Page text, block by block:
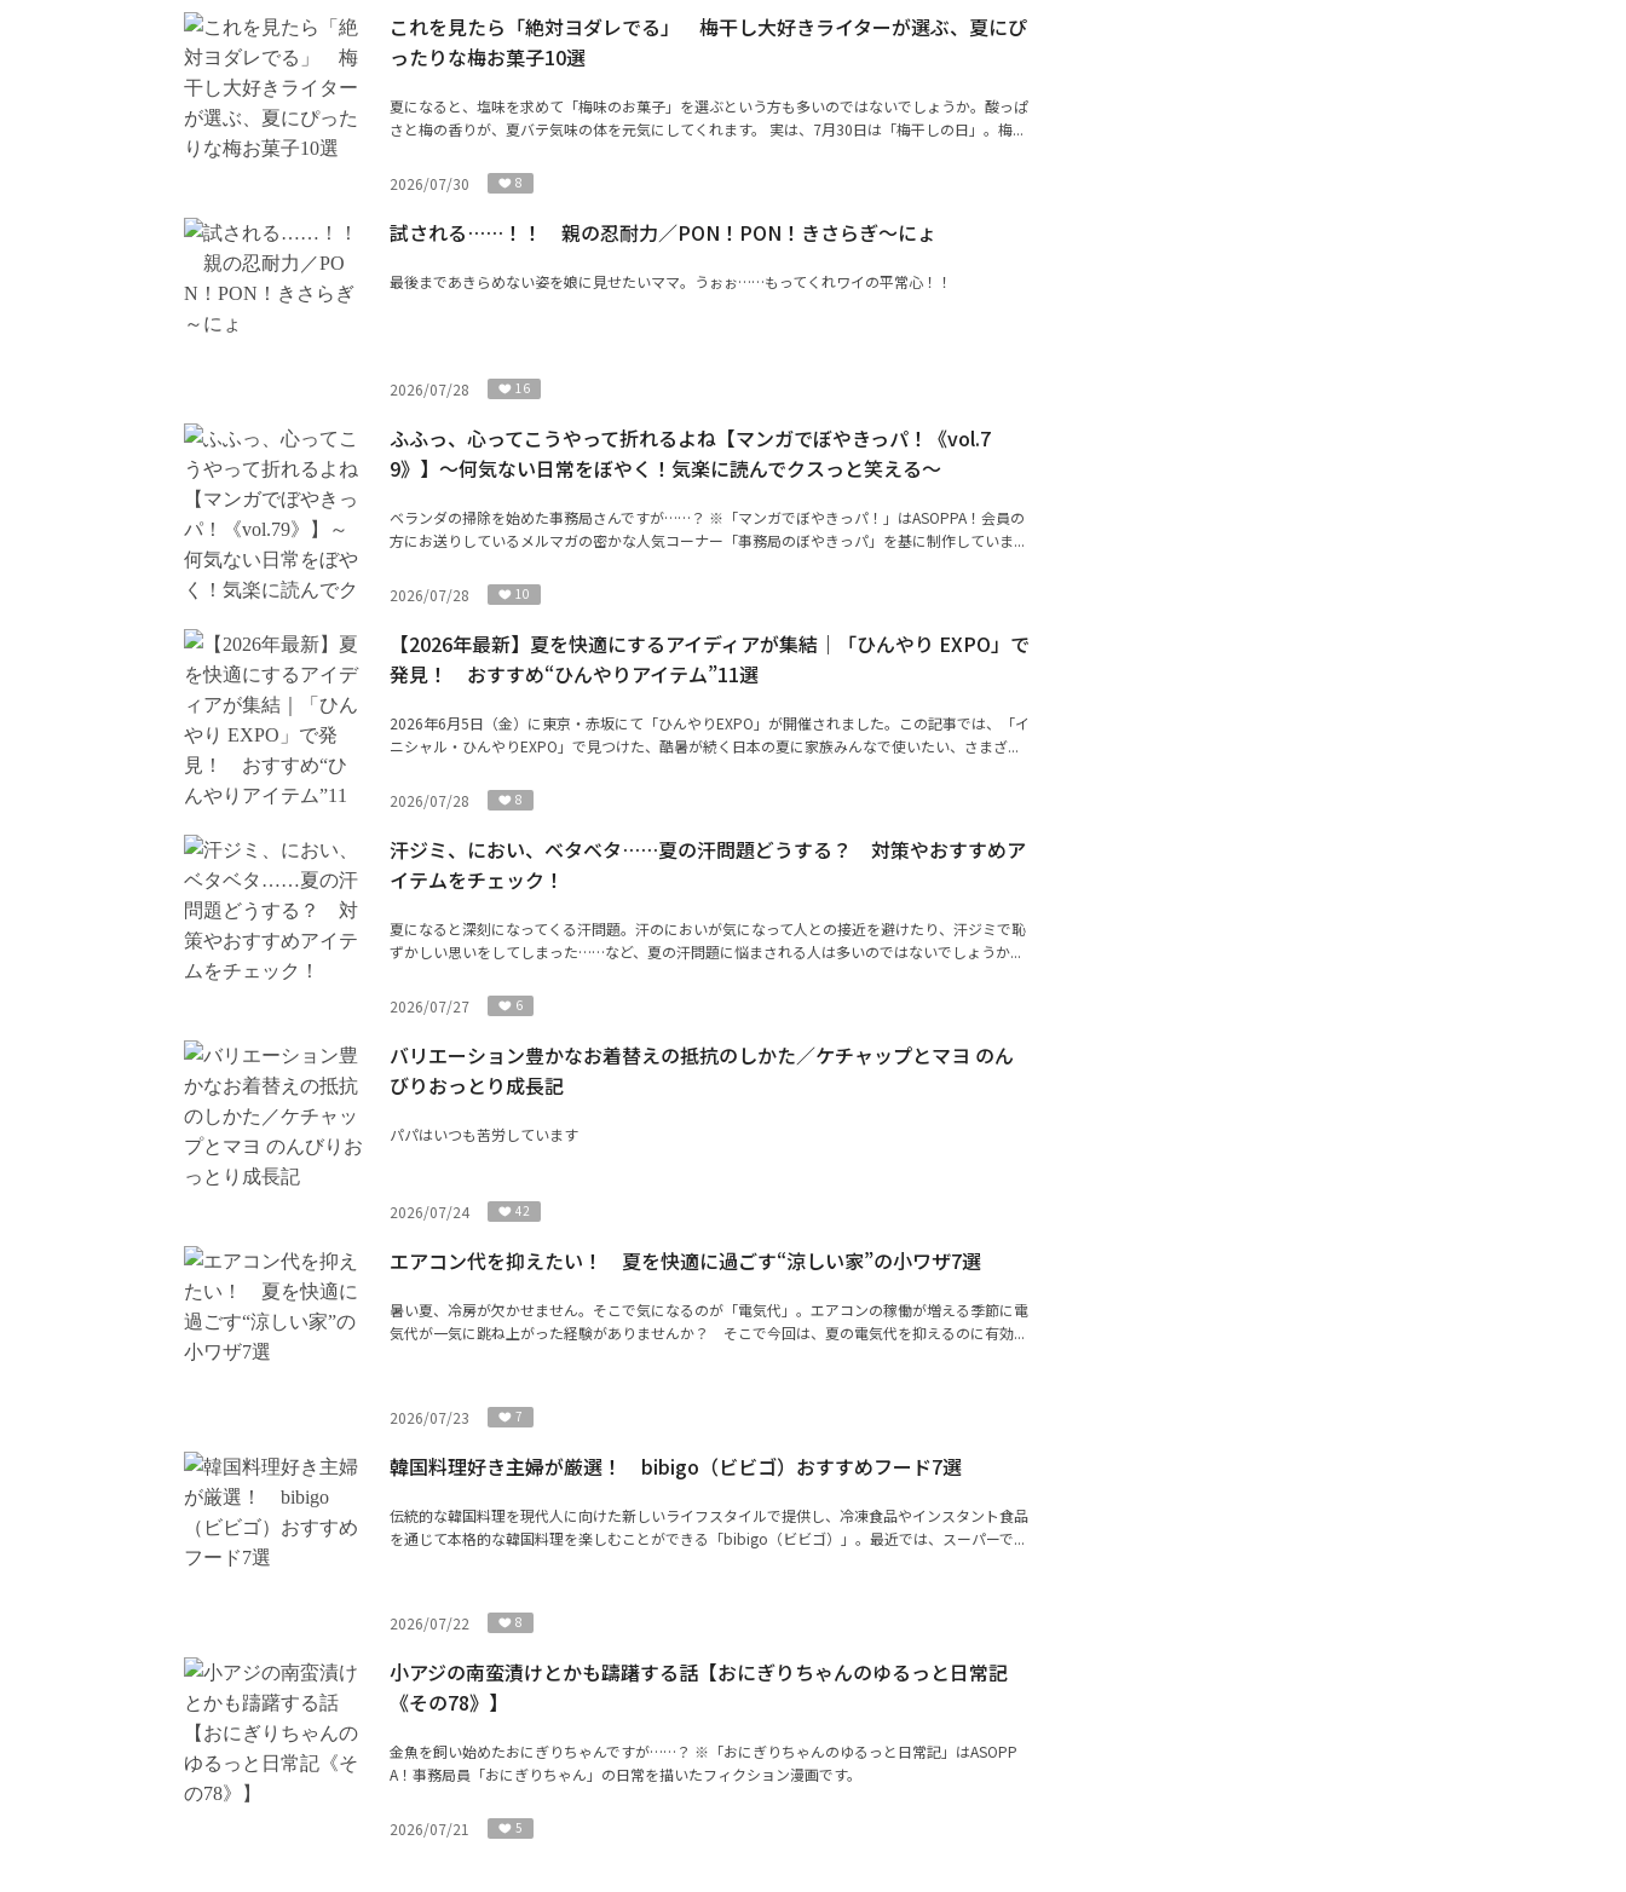
これを見たら「絶対ヨダレでる」 梅干し大好きライターが選ぶ、夏にぴ
ったりな梅お菓子10選
夏になると、塩味を求めて「梅味のお菓子」を選ぶという方も多いのではないでしょうか。酸っぱ
さと梅の香りが、夏バテ気味の体を元気にしてくれます。 実は、7月30日は「梅干しの日」。梅...
2026/07/30 8
試される……！！ 親の忍耐力／PON！PON！きさらぎ～にょ
最後まであきらめない姿を娘に見せたいママ。うぉぉ……もってくれワイの平常心！！
2026/07/28 16
ふふっ、心ってこうやって折れるよね【マンガでぼやきっパ！《vol.7
9》】～何気ない日常をぼやく！気楽に読んでクスっと笑える～
ベランダの掃除を始めた事務局さんですが……？ ※「マンガでぼやきっパ！」はASOPPA！会員の
方にお送りしているメルマガの密かな人気コーナー「事務局のぼやきっパ」を基に制作していま...
2026/07/28 10
【2026年最新】夏を快適にするアイディアが集結｜「ひんやり EXPO」で
発見！ おすすめ“ひんやりアイテム”11選
2026年6月5日（金）に東京・赤坂にて「ひんやりEXPO」が開催されました。この記事では、「イ
ニシャル・ひんやりEXPO」で見つけた、酷暑が続く日本の夏に家族みんなで使いたい、さまざ...
2026/07/28 8
汗ジミ、におい、ベタベタ……夏の汗問題どうする？ 対策やおすすめア
イテムをチェック！
夏になると深刻になってくる汗問題。汗のにおいが気になって人との接近を避けたり、汗ジミで恥
ずかしい思いをしてしまった……など、夏の汗問題に悩まされる人は多いのではないでしょうか...
2026/07/27 6
バリエーション豊かなお着替えの抵抗のしかた／ケチャップとマヨ のん
びりおっとり成長記
パパはいつも苦労しています
2026/07/24 42
エアコン代を抑えたい！ 夏を快適に過ごす“涼しい家”の小ワザ7選
暑い夏、冷房が欠かせません。そこで気になるのが「電気代」。エアコンの稼働が増える季節に電
気代が一気に跳ね上がった経験がありませんか？ そこで今回は、夏の電気代を抑えるのに有効...
2026/07/23 7
韓国料理好き主婦が厳選！ bibigo（ビビゴ）おすすめフード7選
伝統的な韓国料理を現代人に向けた新しいライフスタイルで提供し、冷凍食品やインスタント食品
を通じて本格的な韓国料理を楽しむことができる「bibigo（ビビゴ）」。最近では、スーパーで...
2026/07/22 8
小アジの南蛮漬けとかも躊躇する話【おにぎりちゃんのゆるっと日常記
《その78》】
金魚を飼い始めたおにぎりちゃんですが……？ ※「おにぎりちゃんのゆるっと日常記」はASOPP
A！事務局員「おにぎりちゃん」の日常を描いたフィクション漫画です。
2026/07/21 5